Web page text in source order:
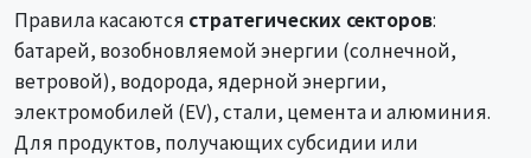
Правила касаются стратегических секторов:
батарей, возобновляемой энергии (солнечной,
ветровой), водорода, ядерной энергии,
электромобилей (EV), стали, цемента и алюминия.
Для продуктов, получающих субсидии или